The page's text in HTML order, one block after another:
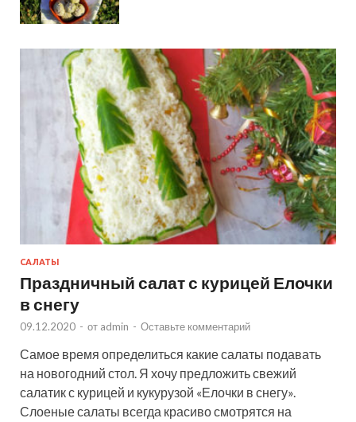
САЛАТЫ
Праздничный салат с курицей Елочки
в снегу
09.12.2020 - от admin - Оставьте комментарий
Самое время определиться какие салаты подавать
на новогодний стол. Я хочу предложить свежий
салатик с курицей и кукурузой «Елочки в снегу».
Слоеные салаты всегда красиво смотрятся на